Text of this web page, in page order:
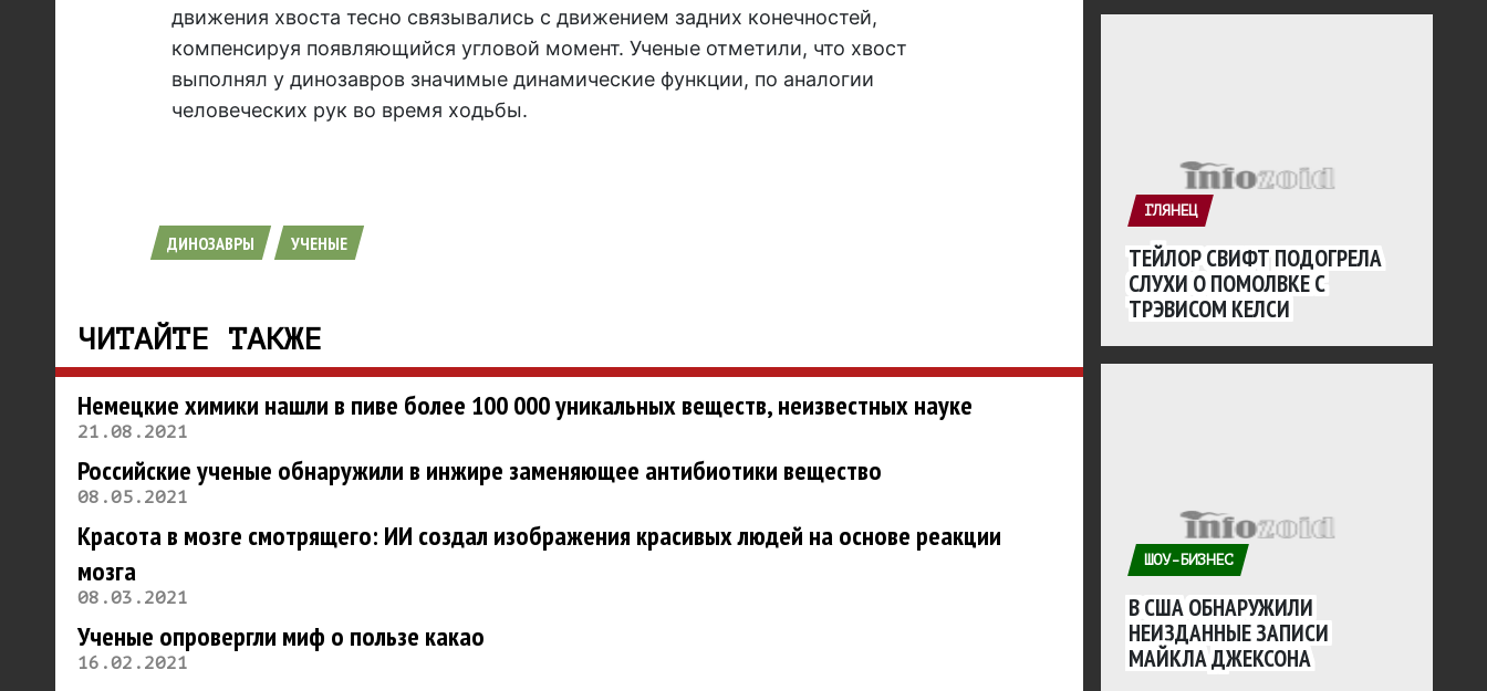
движения хвоста тесно связывались с движением задних конечностей,
компенсируя появляющийся угловой момент. Ученые отметили, что хвост
выполнял у динозавров значимые динамические функции, по аналогии
человеческих рук во время ходьбы.
ДИНОЗАВРЫ УЧЕНЫЕ
ЧИТАЙТЕ ТАКЖЕ
Немецкие химики нашли в пиве более 100 000 уникальных веществ, неизвестных науке
21.08.2021
Российские ученые обнаружили в инжире заменяющее антибиотики вещество
08.05.2021
Красота в мозге смотрящего: ИИ создал изображения красивых людей на основе реакции
мозга
08.03.2021
Ученые опровергли миф о пользе какао
16.02.2021
ГЛЯНЕЦ
ТЕЙЛОР СВИФТ ПОДОГРЕЛА
СЛУХИ О ПОМОЛВКЕ С
ТРЭВИСОМ КЕЛСИ
ШОУ-БИЗНЕС
В США ОБНАРУЖИЛИ
НЕИЗДАННЫЕ ЗАПИСИ
МАЙКЛА ДЖЕКСОНА